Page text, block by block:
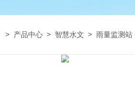
> 产品中心 > 智慧水文 > 雨量监测站